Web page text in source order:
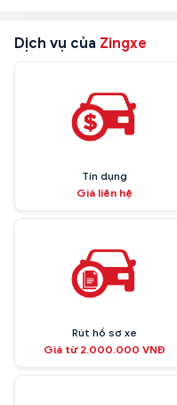
Dịch vụ của Zingxe
Tín dụng
Giá liên hệ
Rút hồ sơ xe
Giá từ 2.000.000 VNĐ